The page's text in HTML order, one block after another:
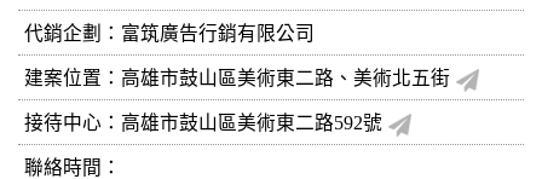
代銷企劃：富筑廣告行銷有限公司
建案位置：高雄市鼓山區美術東二路、美術北五街
接待中心：高雄市鼓山區美術東二路592號
聯絡時間：